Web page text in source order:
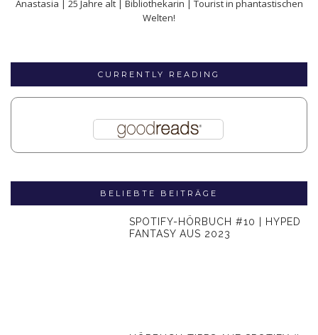
Anastasia | 25 Jahre alt | Bibliothekarin | Tourist in phantastischen
Welten!
CURRENTLY READING
BELIEBTE BEITRÄGE
SPOTIFY-HÖRBUCH #10 | HYPED
FANTASY AUS 2023